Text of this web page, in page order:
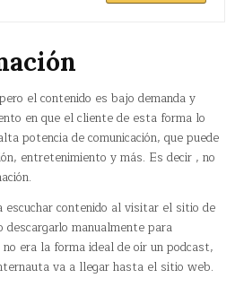
el contenido es bajo demanda y
en que el cliente de esta forma lo
potencia de comunicación, que puede
entretenimiento y más. Es decir , no
contenido al visitar el sitio de
manualmente para
no era la forma ideal de oír un podcast,
va a llegar hasta el sitio web.